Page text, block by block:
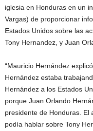
iglesia en Honduras en un
Vargas) de proporcionar
Estados Unidos sobre las
Tony Hernandez, y Juan
“Mauricio Hernández
Hernández estaba
Hernández a los Estados
porque Juan Orlando
presidente de Honduras. El
podía hablar sobre Tony